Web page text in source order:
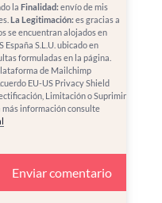
la Finalidad: envío de mis
La Legitimación: es gracias a
se encuentran alojados en
S.L.U. ubicado en
formuladas en la página.
de Mailchimp
EU-US Privacy Shield
Limitación o Suprimir
más información consulte